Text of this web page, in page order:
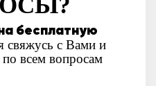
бесплатную
свяжусь с Вами и
всем вопросам